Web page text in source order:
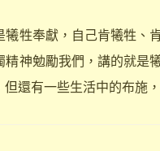
奉獻，自己肯犧牲、
神勉勵我們，講的就是
但還有一些生活中的布施